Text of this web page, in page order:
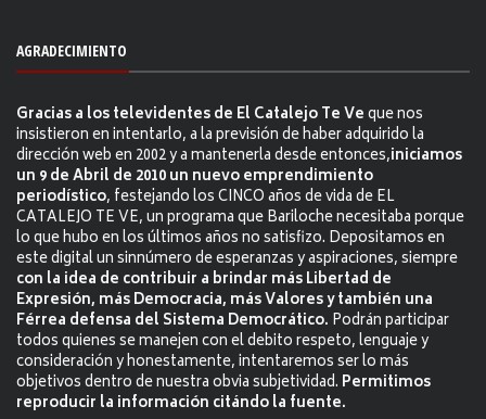
AGRADECIMIENTO
Gracias a los televidentes de El Catalejo Te Veque nos
insistieron en intentarlo, a la previsión de haber adquirido la
dirección web en 2002 y a mantenerla desde entonces,iniciamos
un 9 de Abril de 2010 un nuevo emprendimiento
periodístico, festejando los CINCO años de vida de EL
CATALEJO TE VE, un programa que Bariloche necesitaba porque
lo que hubo en los últimos años no satisfizo. Depositamos en
este digital un sinnúmero de esperanzas y aspiraciones, siempre
con la idea de contribuir a brindar más Libertad de
Expresión, más Democracia, más Valores y también una
Férrea defensa del Sistema Democrático. Podrán participar
todos quienes se manejen con el debito respeto, lenguaje y
consideración y honestamente, intentaremos ser lo más
objetivos dentro de nuestra obvia subjetividad. Permitimos
reproducir la información citándo la fuente.